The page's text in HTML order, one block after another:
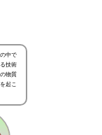
中で
技術
物質
起こ